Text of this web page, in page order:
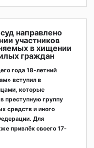
направлено
участников
в хищении
граждан
года 18-летний
вступил в
которые
преступную группу
средств и иного
Для
привлёк своего 17-